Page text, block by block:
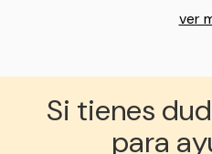
ver
Si tienes
para